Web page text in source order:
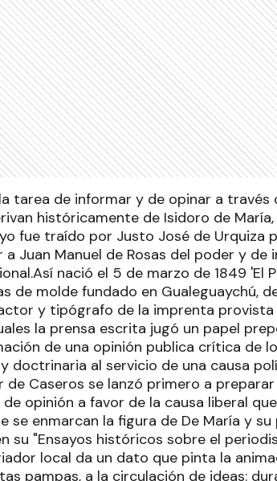
tarea de informar y de opinar a
históricamente de Isidoro de
fue traído por Justo José de Urquiza
a Juan Manuel de Rosas del poder y de
nació el 5 de marzo de 1849 'El
de molde fundado en Gualeguaychú,
y tipógrafo de la imprenta provista
la prensa escrita jugó un papel
de una opinión publica crítica de
doctrinaria al servicio de una causa
de Caseros se lanzó primero a
opinión a favor de la causa liberal
se enmarcan la figura de De María y
su "Ensayos históricos sobre el
local da un dato que pinta la
pampas, a la circulación de ideas: